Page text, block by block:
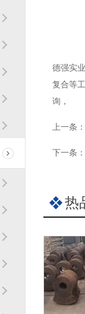
德强实
复合等
询，
上一条：
下一条：
热